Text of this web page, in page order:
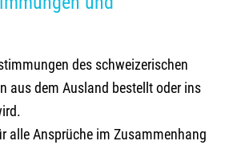
des schweizerischen
aus dem Ausland bestellt oder ins
alle Ansprüche im Zusammenhang